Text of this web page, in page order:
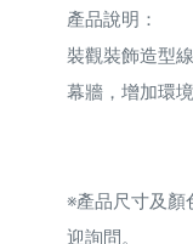
產品說明：
裝觀裝飾造型
幕牆，增加環
※產品尺寸及
迎詢問。